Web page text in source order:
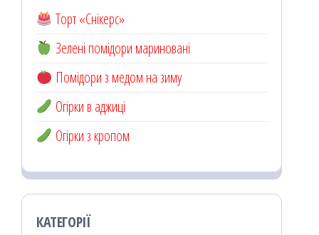
Торт «Снікерс»
Зелені помідори мариновані
Помідори з медом на зиму
Огірки в аджиці
Огірки з кропом
КАТЕГОРІЇ